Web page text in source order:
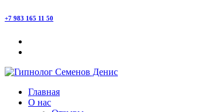
+7 983 165 11 50
Главная
О нас